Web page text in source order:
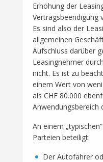
Erhöhung der
Vertragsbeendigung
Es sind also der
allgemeinen
Aufschluss darüber
Leasingnehmer
nicht. Es ist zu
einem Wert von
als CHF 80.000
Anwendungsbereich
An einem
Parteien beteiligt:
Der Autofahrer